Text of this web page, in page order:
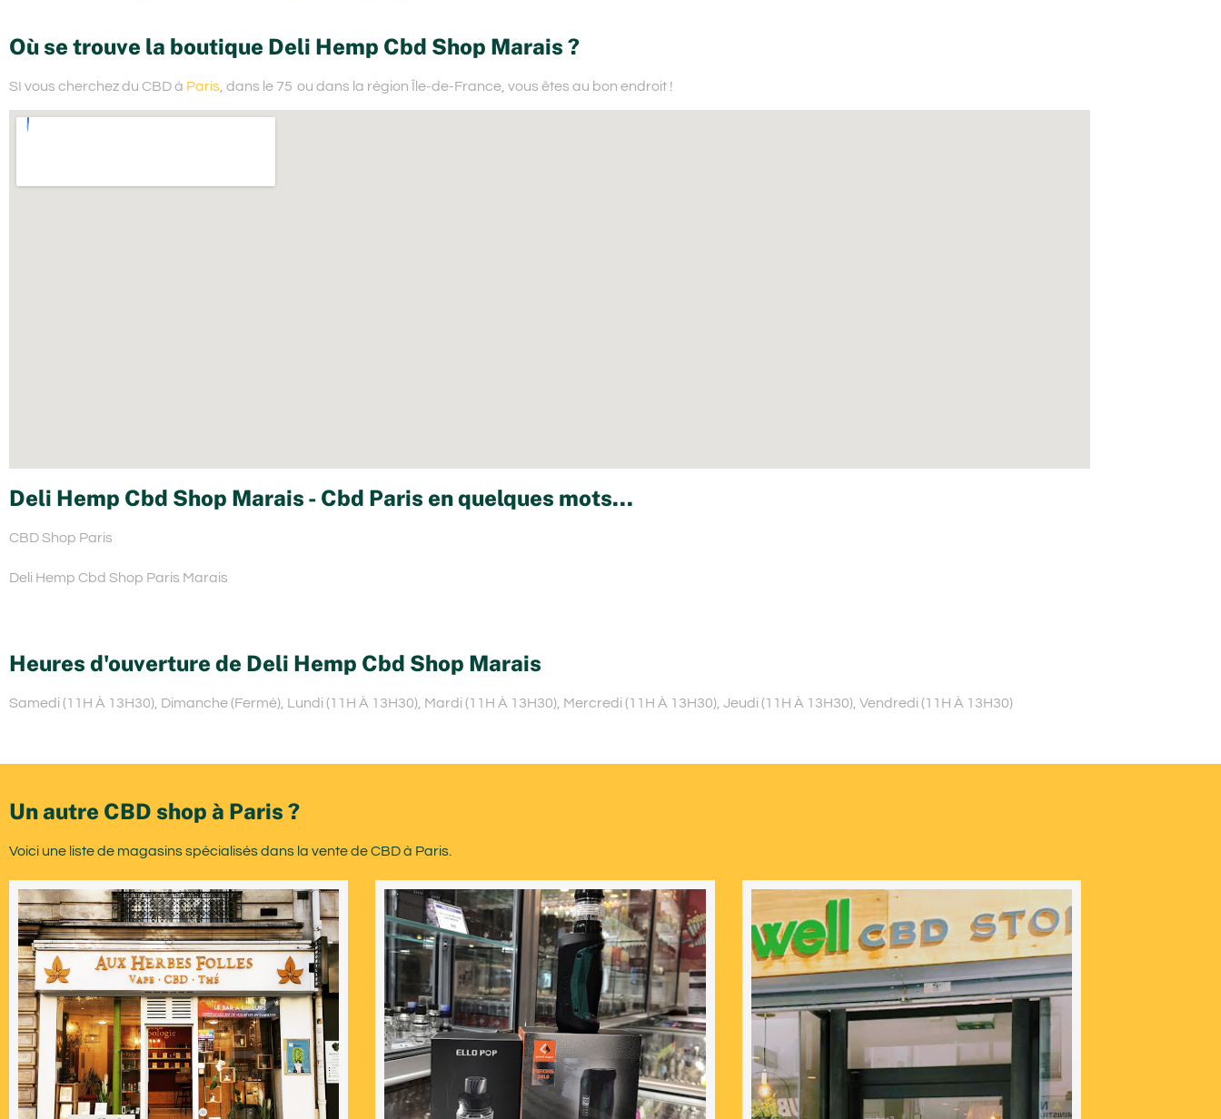
Où se trouve la boutique Deli Hemp Cbd Shop Marais ?
SI vous cherchez du CBD à Paris , dans le 75 ou dans la région Île-de-France, vous êtes au bon endroit !
Deli Hemp Cbd Shop Marais - Cbd Paris en quelques mots...
CBD Shop Paris
Deli Hemp Cbd Shop Paris Marais
Heures d'ouverture de Deli Hemp Cbd Shop Marais
Samedi (11H À 13H30), Dimanche (Fermé), Lundi (11H À 13H30), Mardi (11H À 13H30), Mercredi (11H À 13H30), Jeudi (11H À 13H30), Vendredi (11H À 13H30)
Un autre CBD shop à Paris ?
Voici une liste de magasins spécialisés dans la vente de CBD à Paris.